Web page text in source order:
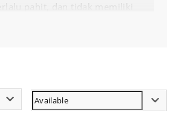
pahit, dan tidak memiliki
kopi, hanya berkisar 2 menit